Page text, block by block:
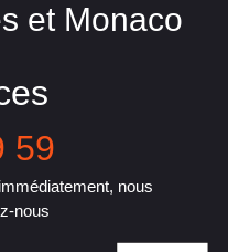
et Monaco
59
nous
nous